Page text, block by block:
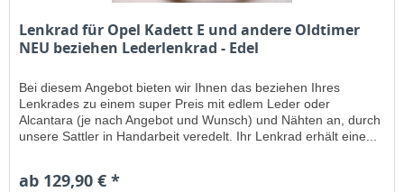
Lenkrad für Opel Kadett E und andere Oldtimer
NEU beziehen Lederlenkrad - Edel
Bei diesem Angebot bieten wir Ihnen das beziehen Ihres
Lenkrades zu einem super Preis mit edlem Leder oder
Alcantara (je nach Angebot und Wunsch) und Nähten an, durch
unsere Sattler in Handarbeit veredelt. Ihr Lenkrad erhält eine...
ab 129,90 € *